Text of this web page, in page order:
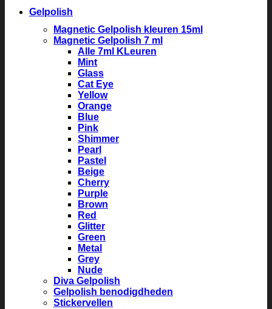
Gelpolish
Magnetic Gelpolish kleuren 15ml
Magnetic Gelpolish 7 ml
Alle 7ml KLeuren
Mint
Glass
Cat Eye
Yellow
Orange
Blue
Pink
Shimmer
Pearl
Pastel
Beige
Cherry
Purple
Brown
Red
Glitter
Green
Metal
Grey
Nude
Diva Gelpolish
Gelpolish benodigdheden
Stickervellen